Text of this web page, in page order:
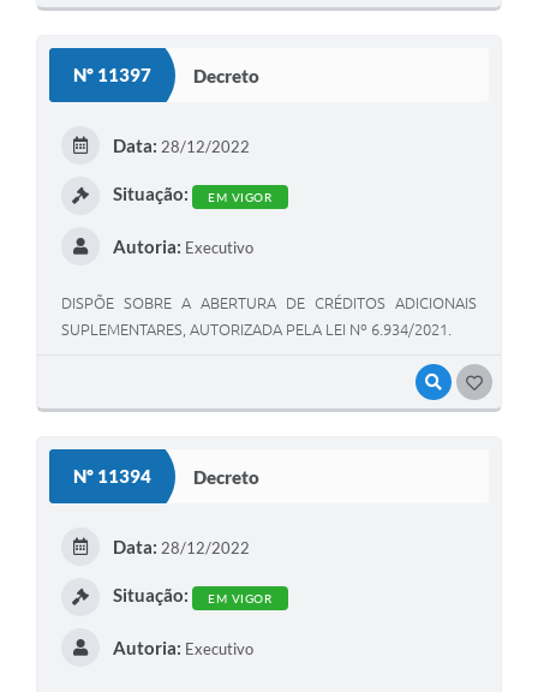
Nº 11397 Decreto
VISUALIZAR
Data: 28/12/2022
Situação: EM VIGOR
Autoria: Executivo
DISPÕE SOBRE A ABERTURA DE CRÉDITOS ADICIONAIS
SUPLEMENTARES, AUTORIZADA PELA LEI Nº 6.934/2021.
Nº 11394 Decreto
Data: 28/12/2022
Situação: EM VIGOR
Autoria: Executivo